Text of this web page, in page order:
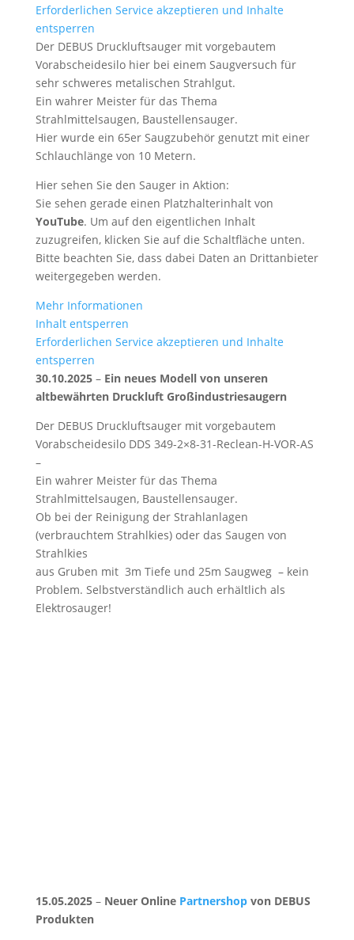
Erforderlichen Service akzeptieren und Inhalte
entsperren
Der DEBUS Druckluftsauger mit vorgebautem
Vorabscheidesilo hier bei einem Saugversuch für
sehr schweres metalischen Strahlgut.
Ein wahrer Meister für das Thema
Strahlmittelsaugen, Baustellensauger.
Hier wurde ein 65er Saugzubehör genutzt mit einer
Schlauchlänge von 10 Metern.
Hier sehen Sie den Sauger in Aktion:
Sie sehen gerade einen Platzhalterinhalt von
YouTube. Um auf den eigentlichen Inhalt
zuzugreifen, klicken Sie auf die Schaltfläche unten.
Bitte beachten Sie, dass dabei Daten an Drittanbieter
weitergegeben werden.
Mehr Informationen
Inhalt entsperren
Erforderlichen Service akzeptieren und Inhalte
entsperren
30.10.2025– Ein neues Modell von unseren
altbewährten Druckluft Großindustriesaugern
Der DEBUS Druckluftsauger mit vorgebautem
Vorabscheidesilo DDS 349-2×8-31-Reclean-H-VOR-AS
–
Ein wahrer Meister für das Thema
Strahlmittelsaugen, Baustellensauger.
Ob bei der Reinigung der Strahlanlagen
(verbrauchtem Strahlkies) oder das Saugen von
Strahlkies
aus Gruben mit 3m Tiefe und 25m Saugweg – kein
Problem. Selbstverständlich auch erhältlich als
Elektrosauger!
15.05.2025–Neuer Online Partnershop von DEBUS
Produkten